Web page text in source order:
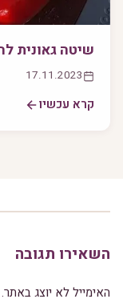
שיטה גאונית
17.11.2023
קרא עכשיו
השאירו תגובה
האימייל לא יוצג באתר.